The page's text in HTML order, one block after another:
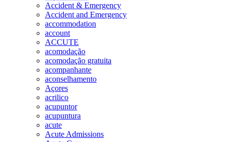
Accident & Emergency
Accident and Emergency
accommodation
account
ACCUTE
acomodação
acomodação gratuita
acompanhante
aconselhamento
Açores
acrilico
acupuntor
acupuntura
acute
Acute Admissions